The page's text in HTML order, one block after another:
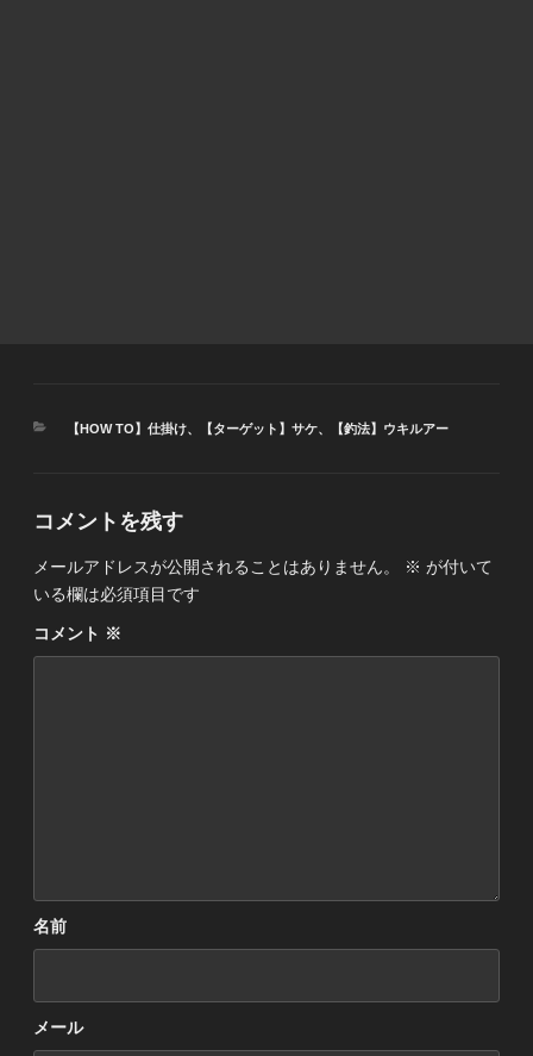
カ
ー
【HOW TO】仕掛け、 【ターゲット】サケ、 【釣法】ウキルアー
コメントを残す
メールアドレスが公開されることはありません。 ※ が付いて
いる欄は必須項目です
コメント ※
名前
メール